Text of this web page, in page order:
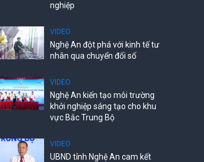
nghiệp
VIDEO
Nghệ An đột phá với kinh tế tư
nhân qua chuyển đổi số
VIDEO
Nghệ An kiến tạo môi trường
khởi nghiệp sáng tạo cho khu
vực Bắc Trung Bộ
VIDEO
UBND tỉnh Nghệ An cam kết